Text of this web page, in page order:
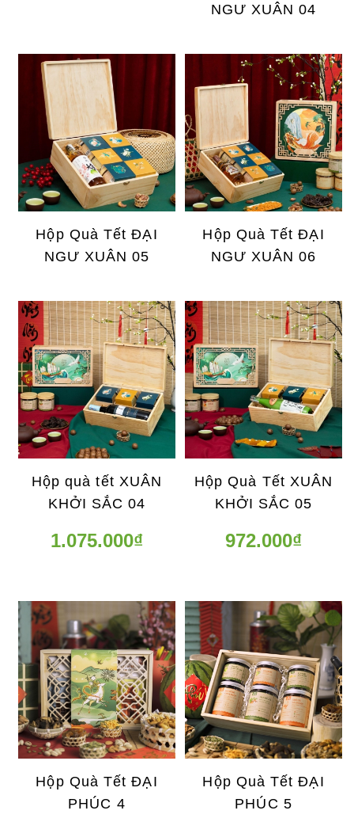
NGƯ XUÂN 04
Hộp Quà Tết ĐẠI
NGƯ XUÂN 05
Hộp Quà Tết ĐẠI
NGƯ XUÂN 06
Hộp quà tết XUÂN
KHỞI SẮC 04
1.075.000₫
Hộp Quà Tết XUÂN
KHỞI SẮC 05
972.000₫
Hộp Quà Tết ĐẠI
PHÚC 4
Hộp Quà Tết ĐẠI
PHÚC 5